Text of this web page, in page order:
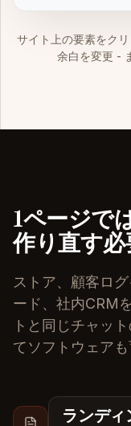
サイト上の要素をク
余白を変更 -
1ページで
作り直す必
ストア、顧客ロ
ード、社内CRM
トと同じチャッ
てソフトウェアも
ランディ